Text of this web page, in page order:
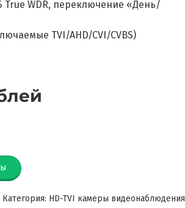
True WDR, переключение «День/
TVI/AHD/CVI/CVBS)
Категория: HD-TVI камеры видеонаблюдения